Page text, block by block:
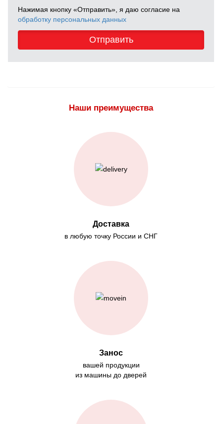
Нажимая кнопку «Отправить», я даю согласие на
обработку персональных данных
Отправить
Наши преимущества
Доставка
в любую точку России и СНГ
Занос
вашей продукции
из машины до дверей